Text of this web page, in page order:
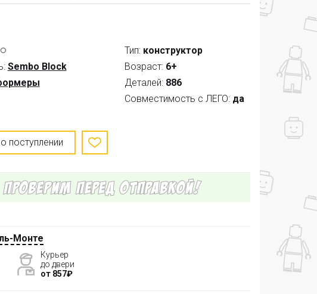
Sembo Block
Тип: конструктор
Возраст: 6+
Деталей: 886
Совместимость с ЛЕГО: да
поступлении
Монте
Курьер
до двери
от 857₽